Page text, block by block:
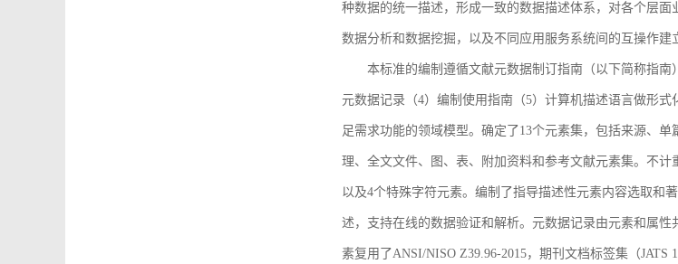
种数据的统一描述，形成一致的数据描述体系，对各个层
数据分析和数据挖掘，以及不同应用服务系统间的互操作建
本标准的编制遵循文献元数据制订指南（以下简称指
元数据记录（4）编制使用指南（5）计算机描述语言做形
足需求功能的领域模型。确定了13个元素集，包括来源、
理、全文文件、图、表、附加资料和参考文献元素集。不
以及4个特殊字符元素。编制了指导描述性元素内容选取和
述，支持在线的数据验证和解析。元数据记录由元素和属
素复用了ANSI/NISO Z39.96-2015，期刊文档标签集（JATS